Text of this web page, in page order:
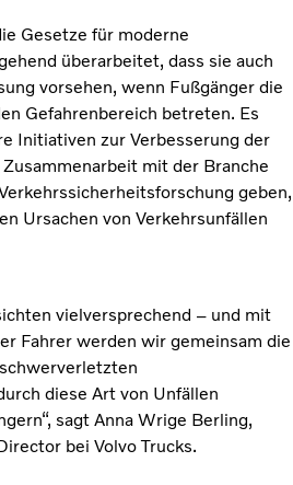
Gesetze für moderne
überarbeitet, dass sie auch
vorsehen, wenn Fußgänger die
Gefahrenbereich betreten. Es
Initiativen zur Verbesserung der
mit der Branche
geben,
Ursachen von Verkehrsunfällen
vielversprechend – und mit
Fahrer werden wir gemeinsam die
diese Art von Unfällen
sagt Anna Wrige Berling,
bei Volvo Trucks.